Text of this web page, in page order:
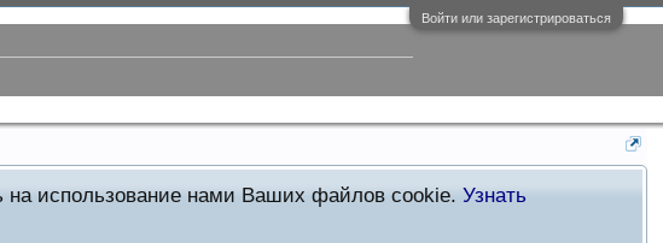
Войти или зарегистрироваться
на использование нами Ваших файлов cookie.Узнать